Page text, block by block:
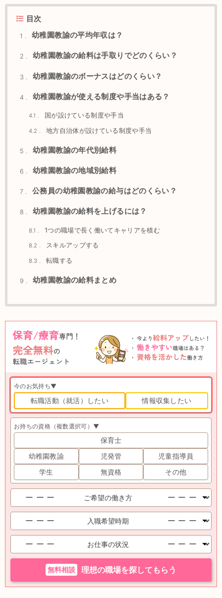
目次
1 幼稚園教諭の平均年収は？
2 幼稚園教諭の給料は手取りでどのくらい？
3 幼稚園教諭のボーナスはどのくらい？
4 幼稚園教諭が使える制度や手当はある？
4.1 国が設けている制度や手当
4.2 地方自治体が設けている制度や手当
5 幼稚園教諭の年代別給料
6 幼稚園教諭の地域別給料
7 公務員の幼稚園教諭の給与はどのくらい？
8 幼稚園教諭の給料を上げるには？
8.1 1つの職場で長く働いてキャリアを積む
8.2 スキルアップする
8.3 転職する
9 幼稚園教諭の給料まとめ
今のお気持ち▼
転職活動（就活）したい 情報収集したい
お持ちの資格（複数選択可）▼
保育士
幼稚園教諭
児発管
児童指導員
学生
無資格 その他
無料相談 理想の職場を探してもらう